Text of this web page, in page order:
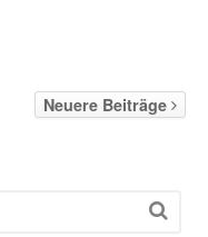
Neuere Beiträge